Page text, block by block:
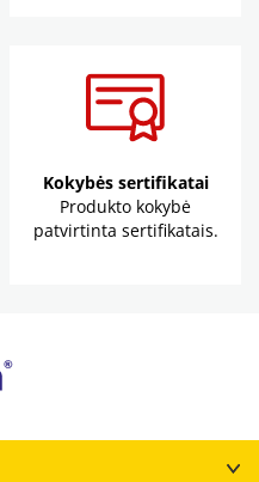
Kokybės sertifikatai
Produkto kokybė
patvirtinta sertifikatais.